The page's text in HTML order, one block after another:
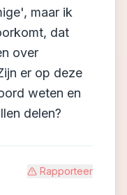
maar ik
dat
over
er op deze
weten en
delen?
Rapporteer